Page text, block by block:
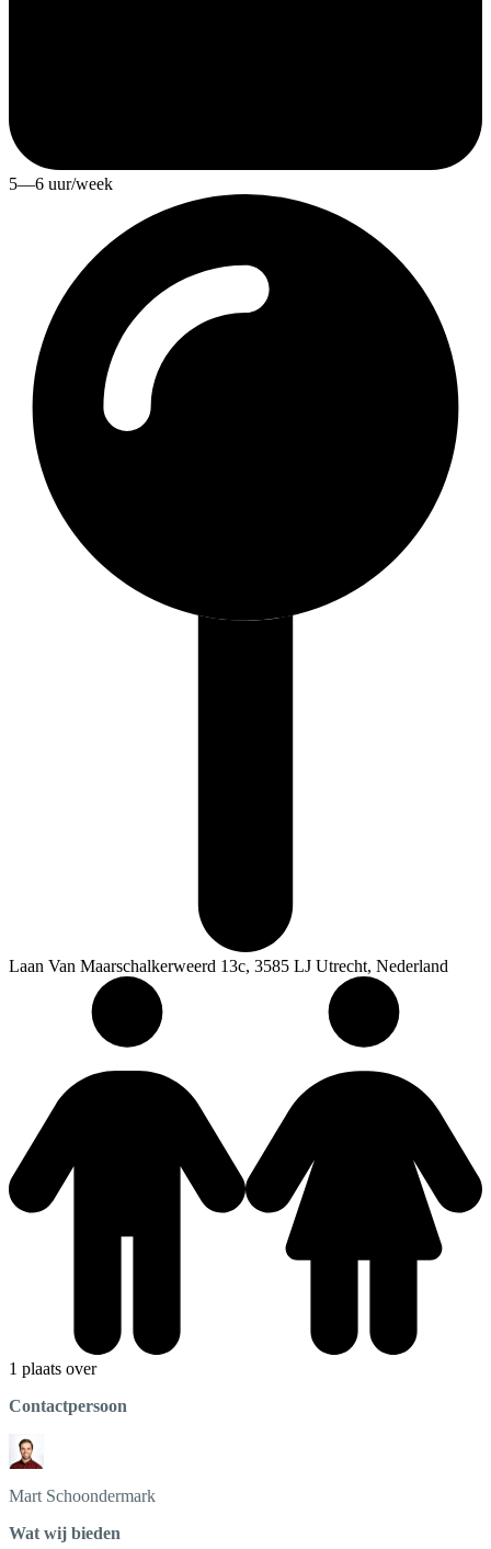
5—6 uur/week
Laan Van Maarschalkerweerd 13c, 3585 LJ Utrecht, Nederland
1 plaats over
Contactpersoon
Mart Schoondermark
Wat wij bieden